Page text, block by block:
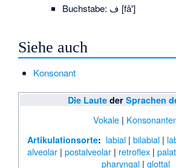
Buchstabe: ف [fâ']
Siehe auch
Konsonant
Die Lauteder Sprachen
Vokale |
Artikulationsorte: labial| bilabial|
alveolar| postalveolar| retroflex|
pharyngal| glottal